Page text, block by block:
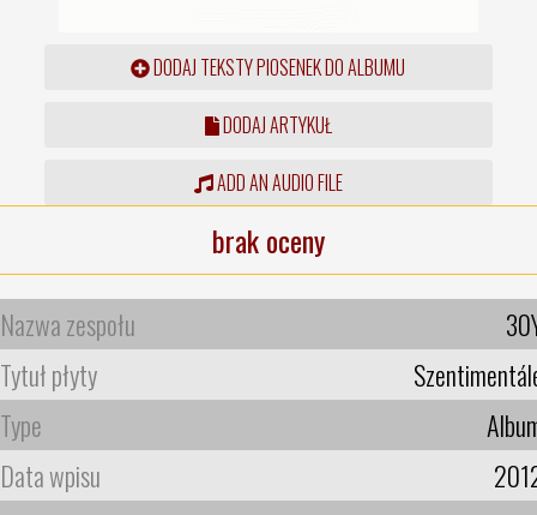
DODAJ TEKSTY PIOSENEK DO ALBUMU
DODAJ ARTYKUŁ
ADD AN AUDIO FILE
brak oceny
Nazwa zespołu
Tytuł płyty
Type
Data wpisu